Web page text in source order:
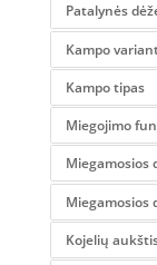
Patalynės
Kampo
Kampo tipas
Miegojimo
Miegamosios
Miegamosios
Kojelių